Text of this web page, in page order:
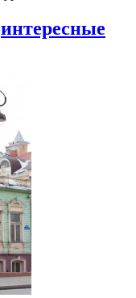
интересные